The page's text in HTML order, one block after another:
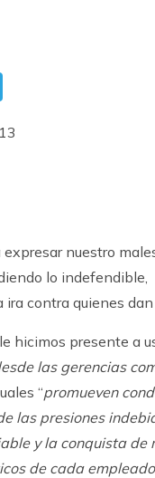
nuestro
lo
contra quienes dan
hicimos presente a
las gerencias
“promueven
las presiones
y la conquista de
de cada